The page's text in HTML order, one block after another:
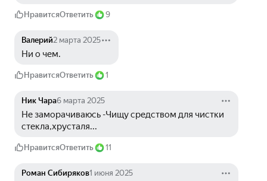
НравитсяОтветить 9
Валерий2 марта 2025
Ни о чем.
НравитсяОтветить 1
Ник Чара6 марта 2025
Не заморачиваюсь -Чищу средством для чистки
стекла,хрусталя...
НравитсяОтветить 11
Роман Сибиряков1 июня 2025